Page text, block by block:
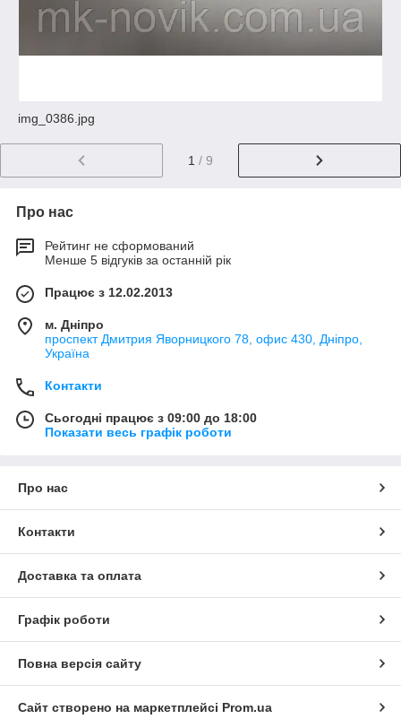
img_0386.jpg
1 / 9
Про нас
Рейтинг не сформований
Менше 5 відгуків за останній рік
Працює з 12.02.2013
м. Дніпро
проспект Дмитрия Яворницкого 78, офис 430, Дніпро,
Україна
Контакти
Сьогодні працює з 09:00 до 18:00
Показати весь графік роботи
Про нас
Контакти
Доставка та оплата
Графік роботи
Повна версія сайту
Сайт створено на маркетплейсі Prom.ua